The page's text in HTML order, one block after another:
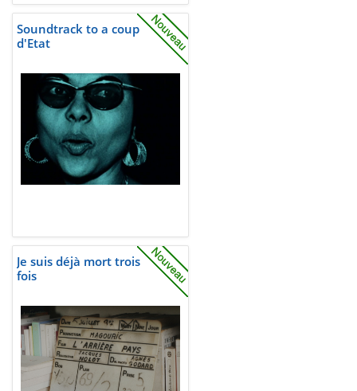
Soundtrack to a coup
d'Etat
Je suis déjà mort trois
fois